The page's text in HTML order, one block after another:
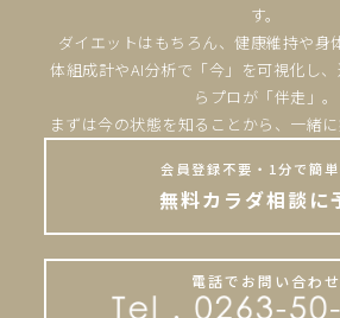
す。
ダイエットはもちろん、健康維持や身
体組成計やAI分析で「今」を可視化し
らプロが「伴走」。
まずは今の状態を知ることから、一緒に
会員登録不要・1分で簡
無料カラダ相談に
電話でお問い合わせ